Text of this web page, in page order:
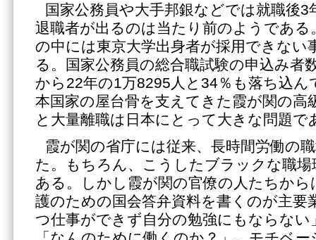
国家公務員や大手邦銀などでは就職後
退職者が出るのは当たり前のようである
の中には東京大学出身者が採用できない
る。国家公務員の総合職試験の申込み者
から22年の1万8295人と34％も落ち込
本国家の屋台骨を支えてきた霞が関の高
と大量離職は日本にとって大きな問題で
霞が関の省庁には従来、長時間労働の
た。もちろん、こうしたブラックな職
ある。しかし霞が関の官僚の人たちから
護のための国会答弁資料を書くのが主要
つ仕事ができず自分の勉強にもならな